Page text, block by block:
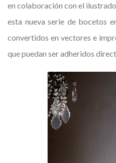
en colaboración con el
esta nueva serie de bocetos
convertidos en vectores e
que puedan ser adheridos